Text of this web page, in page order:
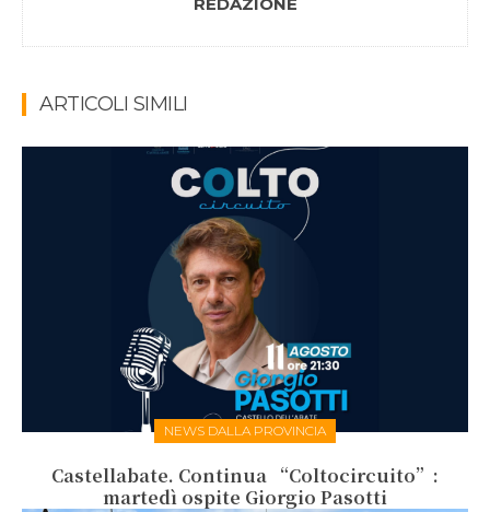
ARTICOLI SIMILI
NEWS DALLA PROVINCIA
Castellabate. Continua “Coltocircuito”:
martedì ospite Giorgio Pasotti